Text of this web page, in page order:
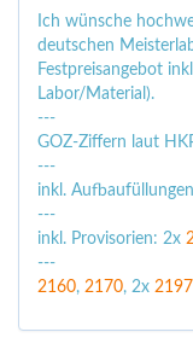
Ich wünsche
deutschen
Festpreisangebot
Labor/Material).
---
GOZ‑Ziffern laut
---
inkl.
---
inkl. Provisorien: 2x
---
2160, 2170, 2x 2197